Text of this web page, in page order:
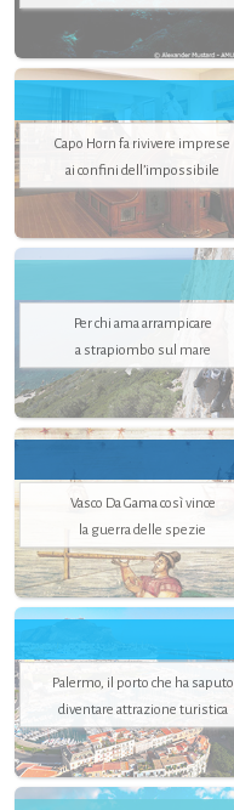
Capo Horn fa rivivere imprese
ai confini dell’impossibile
Per chi ama arrampicare
a strapiombo sul mare
Vasco Da Gama così vince
la guerra delle spezie
Palermo, il porto che ha saputo
diventare attrazione turistica